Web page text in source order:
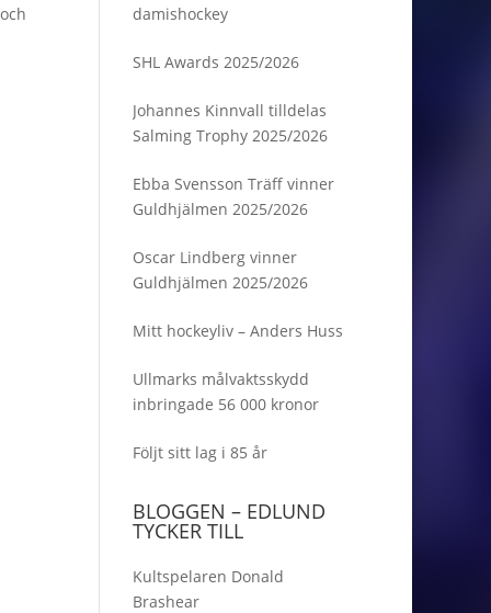
damishockey
SHL Awards 2025/2026
Johannes Kinnvall tilldelas
Salming Trophy 2025/2026
Ebba Svensson Träff vinner
Guldhjälmen 2025/2026
Oscar Lindberg vinner
Guldhjälmen 2025/2026
Mitt hockeyliv – Anders Huss
Ullmarks målvaktsskydd
inbringade 56 000 kronor
Följt sitt lag i 85 år
BLOGGEN – EDLUND
TYCKER TILL
Kultspelaren Donald
Brashear